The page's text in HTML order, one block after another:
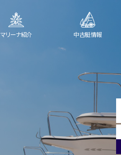
マリーナ紹介 中古艇情報